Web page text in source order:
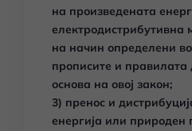
на произведената
електродистрибутивна
на начин определени во
прописите и правилата
основа на овој закон;
3) пренос и
енергија или природен